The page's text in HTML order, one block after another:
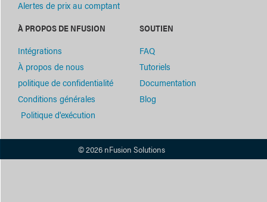
Alertes de prix au comptant
À PROPOS DE NFUSION
Intégrations
À propos de nous
politique de confidentialité
Conditions générales
Politique d'exécution
SOUTIEN
FAQ
Tutoriels
Documentation
Blog
© 2026 nFusion Solutions